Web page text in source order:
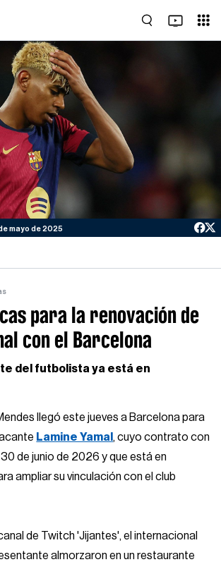
mayo de 2025
para la renovación de
con el Barcelona
del futbolista ya está en
llegó este jueves a Barcelona para
Lamine Yamal , cuyo contrato con
de junio de 2026 y que está en
ampliar su vinculación con el club
de Twitch 'Jijantes', el internacional
almorzaron en un restaurante